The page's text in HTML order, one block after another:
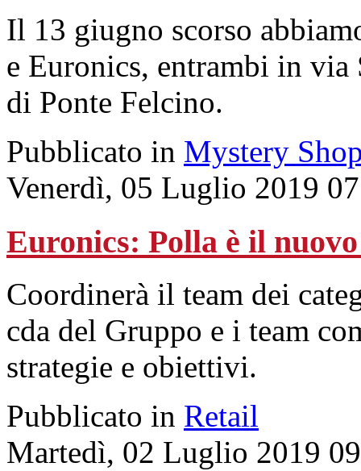
Il 13 giugno scorso
e Euronics, entrambi in
di Ponte Felcino.
Pubblicato in Mystery
Venerdì, 05 Luglio 2019
Euronics: Polla è il
Coordinerà il team dei
cda del Gruppo e i team
strategie e obiettivi.
Pubblicato in Retail
Martedì, 02 Luglio 2019